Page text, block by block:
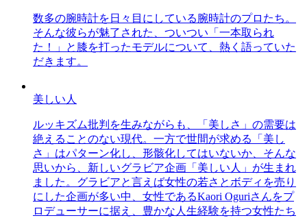
数多の腕時計を日々目にしている腕時計のプロたち。
そんな彼らが魅了された、ついつい「一本取られ
た！」と膝を打ったモデルについて、熱く語っていた
だきます。
美しい人
ルッキズム批判を生みながらも、「美しさ」の需要は
絶えることのない現代。一方で世間が求める「美し
さ」はパターン化し、形骸化してはいないか、そんな
思いから、新しいグラビア企画「美しい人」が生まれ
ました。グラビアと言えば女性の若さとボディを売り
にした企画が多い中、女性であるKaori Oguriさんをプ
ロデューサーに据え、豊かな人生経験を持つ女性たち